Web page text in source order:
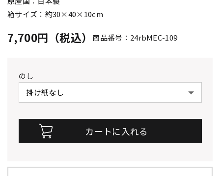
箱サイズ：約30×40×10cm
7,700円（税込） 商品番号：24rbMEC-109
のし